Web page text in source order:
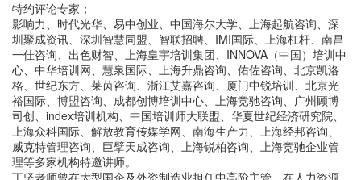
特约评论专家；
影响力、时代光华、易中创业、中国海尔大学、上海起航咨询、深
圳聚成资讯、深圳智慧同盟、智联招聘、IMI国际、上海杠杆、南昌
一佳咨询、出色财智、上海皇宇培训集团、INNOVA（中国）培训中
心、中华培训网、慧泉国际、上海升鼎咨询、佑佐咨询、北京凯洛
格、世纪东方、莱茵咨询、浙江艾嘉咨询、厦门中锐培训、北京光
裕国际、博盟咨询、成都创博培训中心、上海竞驰咨询、广州顾博
司创、index培训机构、中国培训师大联盟、华夏世纪经济研究院、
上海众科国际、解放教育传媒学网、南海生产力、上海经邦咨询、
威克特管理咨询、巨擘天成咨询、上海锐柏咨询、上海竞驰企业管
理等多家机构特邀讲师。
丁坚老师曾在大型国企及外资制造业担任中高阶主管，在人力资源